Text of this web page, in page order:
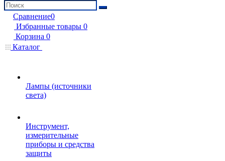
Сравнение0
Избранные товары 0
Корзина 0
Каталог
Лампы (источники
света)
Инструмент,
измерительные
приборы и средства
защиты